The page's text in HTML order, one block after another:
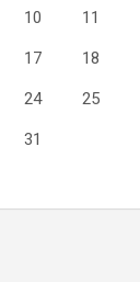
10 11
17 18
24 25
31